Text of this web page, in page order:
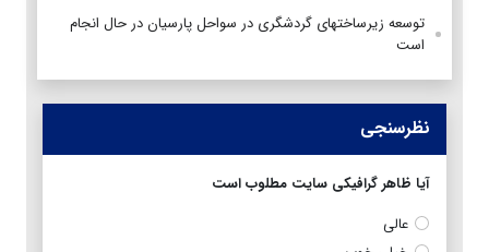
توسعه زیرساختهای گردشگری در سواحل پارسیان در حال انجام
است
نظرسنجی
آیا ظاهر گرافیکی سایت مطلوب است
عالی